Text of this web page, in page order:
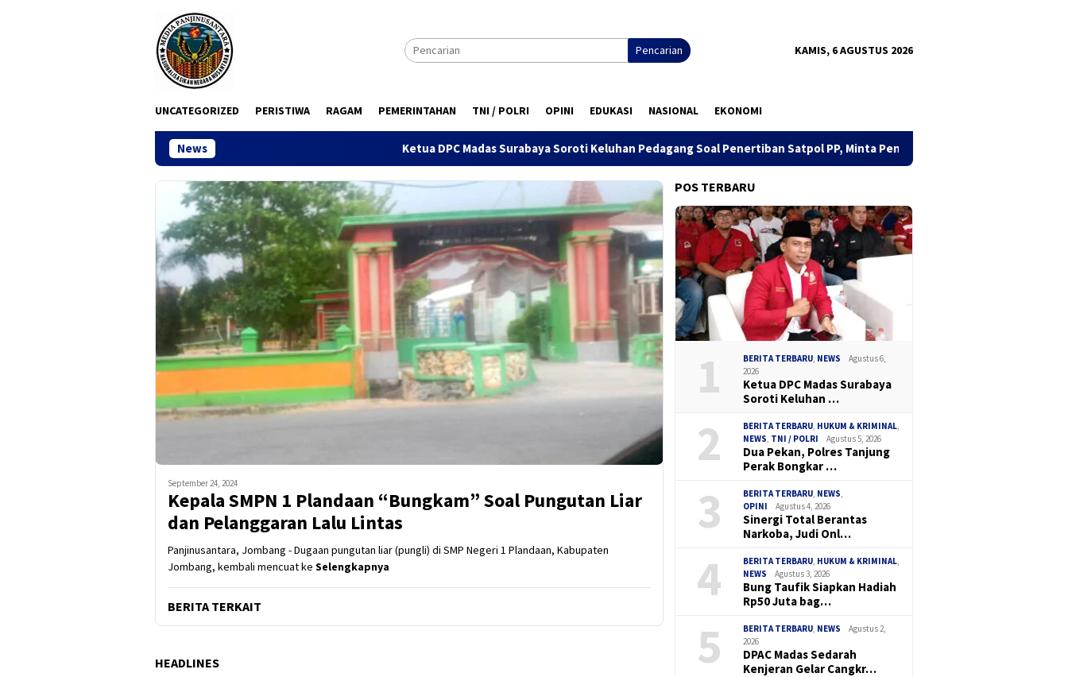
Pencarian KAMIS, 6 AGUSTUS 2026
UNCATEGORIZED PERISTIWA RAGAM PEMERINTAHAN TNI / POLRI OPINI EDUKASI NASIONAL EKONOMI
News Ketua DPC Madas Surabaya Soroti Keluhan Pedagang Soal Penertiban Satpol PP, Minta Pendekatan Humanis
September 24, 2024
Kepala SMPN 1 Plandaan “Bungkam” Soal Pungutan Liar
dan Pelanggaran Lalu Lintas
Panjinusantara, Jombang - Dugaan pungutan liar (pungli) di SMP Negeri 1 Plandaan, Kabupaten
Jombang, kembali mencuat ke Selengkapnya
BERITA TERKAIT
HEADLINES
POS TERBARU
1 BERITA TERBARU NEWS
Agustus 6,
2026
Ketua DPC Madas Surabaya
Soroti Keluhan …
2 BERITA TERBARU HUKUM & KRIMINAL
NEWS TNI / POLRI Agustus 5, 2026
Dua Pekan, Polres Tanjung
Perak Bongkar …
3 BERITA TERBARU NEWS
OPINI
Agustus 4, 2026
Sinergi Total Berantas
Narkoba, Judi Onl…
4 BERITA TERBARU HUKUM & KRIMINAL
NEWS
Agustus 3, 2026
Bung Taufik Siapkan Hadiah
Rp50 Juta bag…
5 BERITA TERBARU NEWS
Agustus 2,
2026
DPAC Madas Sedarah
Kenjeran Gelar Cangkr…